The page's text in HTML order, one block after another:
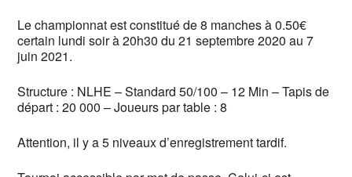
Le championnat est constitué de 8 manches à 0.50€
certain lundi soir à 20h30 du 21 septembre 2020 au 7
juin 2021.
Structure : NLHE – Standard 50/100 – 12 Min – Tapis de
départ : 20 000 – Joueurs par table : 8
Attention, il y a 5 niveaux d’enregistrement tardif.